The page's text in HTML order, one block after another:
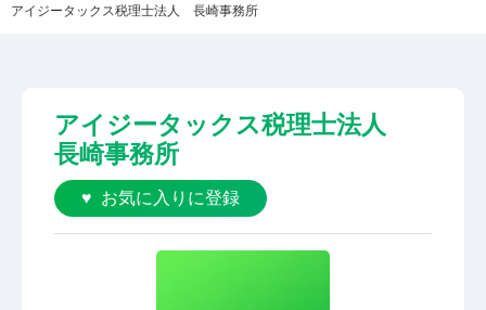
アイジータックス税理士法人 長崎事務所
アイジータックス税理士法人
長崎事務所
お気に入りに登録